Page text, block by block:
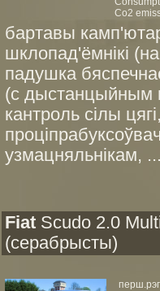
Co2
бартавы
шклопад'ёмнікі
падушка
(с дыстанцыйным
кантроль сілы
узмацняльнікам,
Fiat Scudo 2.0
(серабрысты)